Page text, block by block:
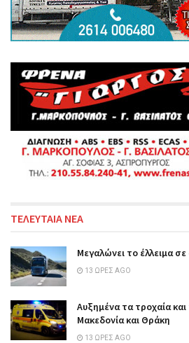
ΤΕΛΕΥΤΑΙΑ ΝΕΑ
Μεγαλώνει το έλλειμα
13 ΏΡΕΣ AGO
Αυξημένα τα τροχαία
Μακεδονία και Θράκη
13 ΏΡΕΣ AGO